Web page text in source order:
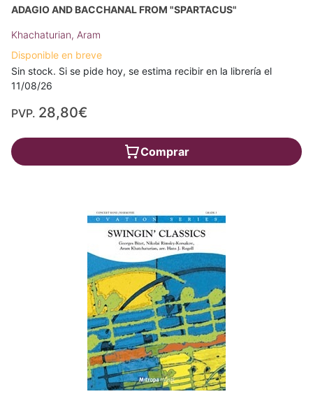
ADAGIO AND BACCHANAL FROM "SPARTACUS"
Khachaturian, Aram
Disponible en breve
Sin stock. Si se pide hoy, se estima recibir en la librería el
11/08/26
PVP. 28,80€
Comprar